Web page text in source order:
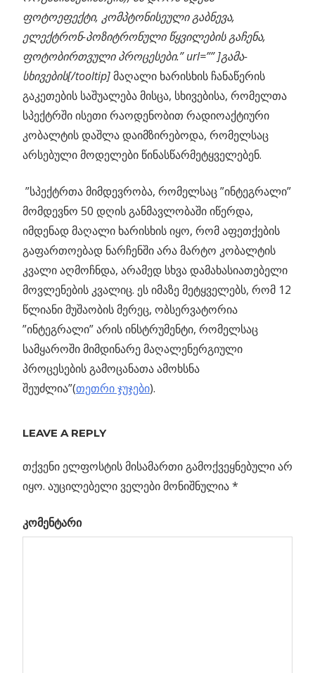
ფოტოეფექტი, კომპტონისეული გაბნევა,
ელექტრონ-პოზიტრონული წყვილების გაჩენა,
ფოტობირთვული პროცესები.” url=”” ]გამა-
სხივების[/tooltip]მაღალი ხარისხის ჩანაწერის
გაკეთების საშუალება მისცა, სხივებისა, რომელთა
სპექტრში ისეთი რაოდენობით რადიოაქტიური
კობალტის დაშლა დაიმზირებოდა, რომელსაც
არსებული მოდელები წინასწარმეტყველებენ.
”სპექტრთა მიმდევრობა, რომელსაც ”ინტეგრალი”
მომდევნო 50 დღის განმავლობაში იწერდა,
იმდენად მაღალი ხარისხის იყო, რომ აფეთქების
გაფართოებად ნარჩენში არა მარტო კობალტის
კვალი აღმოჩნდა, არამედ სხვა დამახასიათებელი
მოვლენების კვალიც. ეს იმაზე მეტყველებს, რომ 12
წლიანი მუშაობის მერეც, ობსერვატორია
”ინტეგრალი” არის ინსტრუმენტი, რომელსაც
სამყაროში მიმდინარე მაღალენერგიული
პროცესების გამოცანათა ამოხსნა
შეუძლია”(თეთრი ჯუჯები).
ნავიგაცია
Previous
ნასას
მეგა-
რაკეტა!
LEAVE A REPLY
თქვენი ელფოსტის მისამართი გამოქვეყნებული არ
იყო. აუცილებელი ველები მონიშნულია*
კომენტარი